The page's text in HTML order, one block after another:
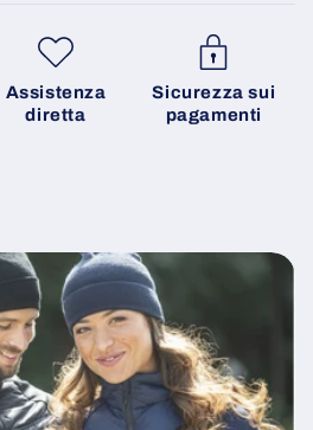
Assistenza
diretta
Sicurezza sui
pagamenti